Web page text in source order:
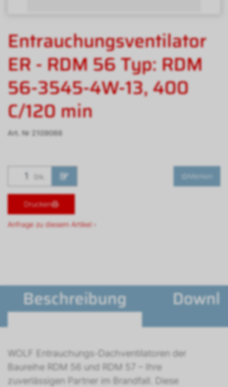
Entrauchungsventilator
ER - RDM 56 Typ: RDM
56-3545-4W-13, 400
C/120 min
Art. Nr 2109066
Stk. Merken
Drucken
Anfrage zu diesem Artikel ›
Beschreibung
WOLF Entrauchungs-Dachventilatoren der
Baureihe RDM 56 und RDM 57 – Ihre
zuverlässigen Partner im Brandfall. Diese